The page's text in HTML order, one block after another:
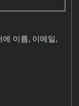
이름, 이메일,